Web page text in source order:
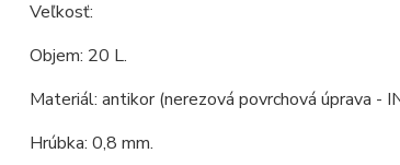
Veľkosť:
Objem: 20 L.
Materiál: antikor (nerezová povrchová úprava -
Hrúbka: 0,8 mm.